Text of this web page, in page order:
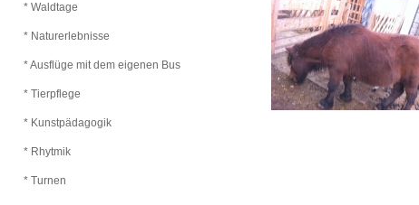
* Waldtage
* Naturerlebnisse
* Ausflüge mit dem eigenen Bus
* Tierpflege
* Kunstpädagogik
* Rhytmik
* Turnen